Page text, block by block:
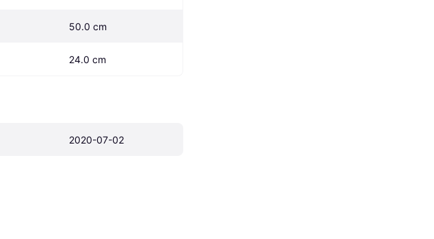
50.0 cm
24.0 cm
2020-07-02